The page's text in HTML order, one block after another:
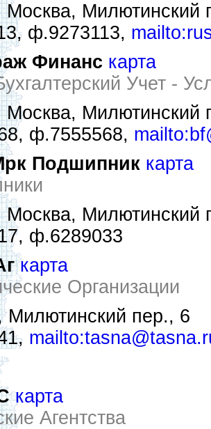
Москва, Милютинский
ф.9273113,
Финанс карта
Учет -
Москва, Милютинский
ф.7555568,
Подшипник карта
Москва, Милютинский
ф.6289033
карта
Организации
Милютинский пер., 6
карта
Агентства